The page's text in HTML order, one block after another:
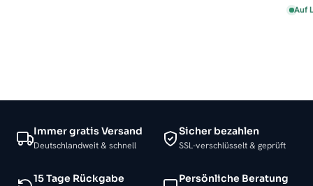
Auf
Immer gratis Versand
Deutschlandweit & schnell
Sicher bezahlen
SSL-verschlüsselt & geprüft
15 Tage Rückgabe Persönliche Beratung